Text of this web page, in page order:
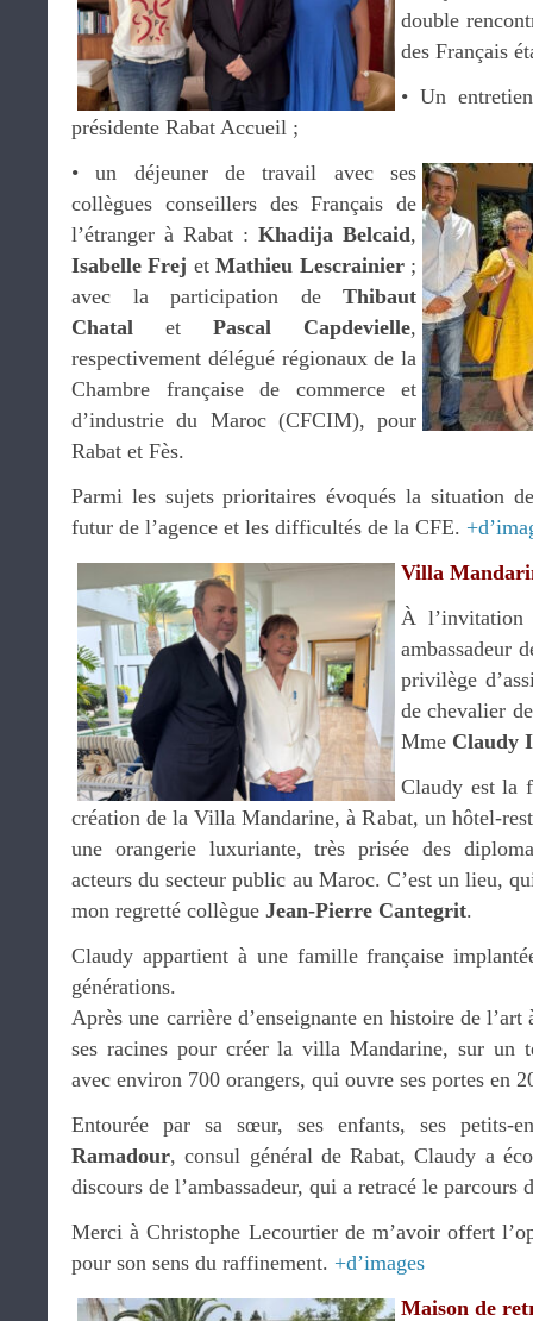
double
des Français
•⁠ ⁠Un
présidente Rabat Accueil ;
•⁠ ⁠un déjeuner de travail avec ses
collègues conseillers des Français de
l’étranger à Rabat : Khadija Belcaid,
Isabelle Frej etMathieu Lescrainier;
avec la participation de Thibaut
Chatal et Pascal Capdevielle,
respectivement délégué régionaux de la
Chambre française de commerce et
d’industrie du Maroc (CFCIM), pour
Rabat et Fès.
Parmi les sujets prioritaires évoqués la situation
futur de l’agence et les difficultés de la CFE.
Villa
À
ambassadeur
privilège
de chevalier
Mme Claudy
Claudy est la
création de la Villa Mandarine, à Rabat, un hôtel-
une orangerie luxuriante, très prisée des
acteurs du secteur public au Maroc. C’est un lieu,
mon regretté collègue Jean-Pierre Cantegrit.
Claudy appartient à une famille française
générations.
Après une carrière d’enseignante en histoire de
ses racines pour créer la villa Mandarine, sur un
avec environ 700 orangers, qui ouvre ses portes en
Entourée par sa sœur, ses enfants, ses petits-
Ramadour, consul général de Rabat, Claudy a
discours de l’ambassadeur, qui a retracé le parcours
Merci à Christophe Lecourtier de m’avoir offert
pour son sens du raffinement. +d’images
Maison de